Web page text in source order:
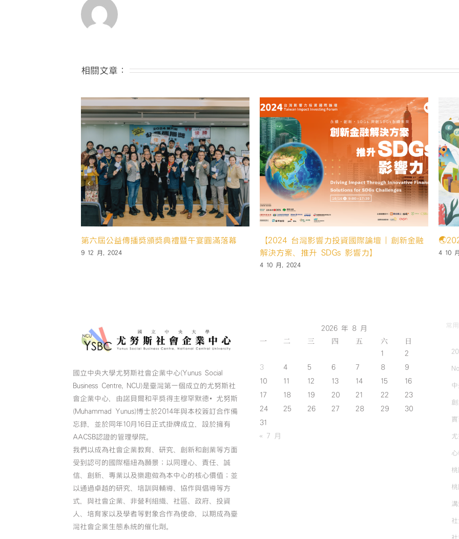
相關文章：
🌏2024日月光永續創新競賽🌏 報名開跑‼️
16 9 月, 2024
賀 本中心「好好坐壓」團隊通過U-start創新
創業計畫第一階段申請
14 5 月, 2024
第
9 12
國立中央大學尤努斯社會企業中心(Yunus Social
Business Centre, NCU)是臺灣第一個成立的尤努斯社
會企業中心，由諾貝爾和平獎得主穆罕默德•尤努斯
(Muhammad Yunus)博士於2014年與本校簽訂合作備
忘錄，並於同年10月16日正式掛牌成立，設於擁有
AACSB認證的管理學院。
我們以成為社會企業教育、研究、創新和創業等方面
受到認可的國際樞紐為願景；以同理心、責任、誠
信、創新、專業以及樂趣做為本中心的核心價值；並
以通過卓越的研究、培訓與輔導、協作與倡導等方
式，與社會企業、非營利組織、社區、政府、投資
人、培育家以及學者等對象合作為使命，以期成為臺
灣社會企業生態系統的催化劑。
2026 年 8 月
一 二 三 四 五 六 日
1
2
3
4 5 6 7 8
9
10
11 12 13 14 15
16
17
18 19 20 21 22
23
24
25 26 27 28 29
30
31
« 7 月
常
實
溝